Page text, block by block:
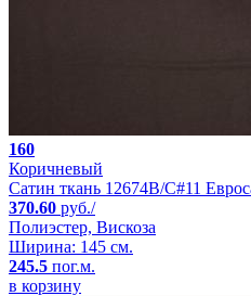
160
Коричневый
Сатин ткань 12674B/C#11
370.60 руб./
Полиэстер, Вискоза
Ширина: 145 см.
245.5 пог.м.
в корзину